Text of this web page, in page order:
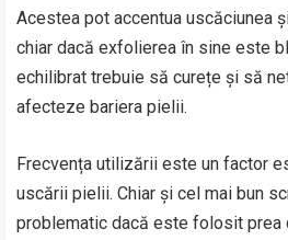
Acestea pot accentua uscăciunea
chiar dacă exfolierea în sine este
echilibrat trebuie să curețe și să
afecteze bariera pielii.
Frecvența utilizării este un factor
uscării pielii. Chiar și cel mai bun
problematic dacă este folosit prea